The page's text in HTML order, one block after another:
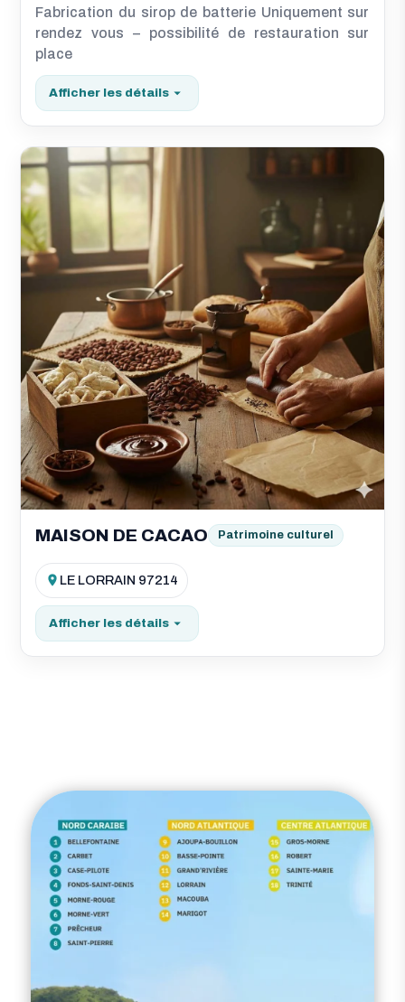
Fabrication du sirop de batterie Uniquement sur
rendez vous – possibilité de restauration sur
place
Afficher les détails
MAISON DE CACAO Patrimoine culturel
LE LORRAIN 97214
Afficher les détails